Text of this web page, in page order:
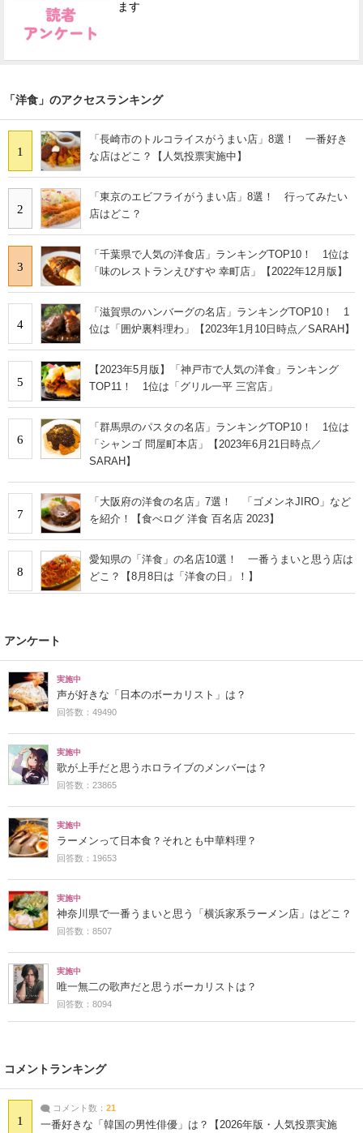
ます
「洋食」のアクセスランキング
1
「長崎市のトルコライスがうまい店」8選！ 一番好き
な店はどこ？【人気投票実施中】
2
「東京のエビフライがうまい店」8選！ 行ってみたい
店はどこ？
3
「千葉県で人気の洋食店」ランキングTOP10！ 1位は
「味のレストランえびすや 幸町店」【2022年12月版】
4
「滋賀県のハンバーグの名店」ランキングTOP10！ 1
位は「囲炉裏料理わ」【2023年1月10日時点／SARAH】
5
【2023年5月版】「神戸市で人気の洋食」ランキング
TOP11！ 1位は「グリル一平 三宮店」
6
「群馬県のパスタの名店」ランキングTOP10！ 1位は
「シャンゴ 問屋町本店」【2023年6月21日時点／
SARAH】
7
「大阪府の洋食の名店」7選！ 「ゴメンネJIRO」など
を紹介！【食べログ 洋食 百名店 2023】
8
愛知県の「洋食」の名店10選！ 一番うまいと思う店は
どこ？【8月8日は「洋食の日」！】
アンケート
実施中
声が好きな「日本のボーカリスト」は？
回答数：49490
実施中
歌が上手だと思うホロライブのメンバーは？
回答数：23865
実施中
ラーメンって日本食？それとも中華料理？
回答数：19653
実施中
神奈川県で一番うまいと思う「横浜家系ラーメン店」はどこ？
回答数：8507
実施中
唯一無二の歌声だと思うボーカリストは？
回答数：8094
コメントランキング
1
コメント数： 21
一番好きな「韓国の男性俳優」は？【2026年版・人気投票実施